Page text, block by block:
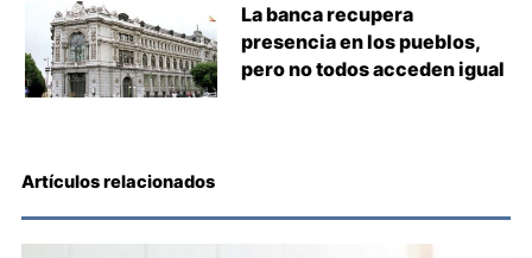
La banca recupera
presencia en los pueblos,
pero no todos acceden igual
Artículos relacionados